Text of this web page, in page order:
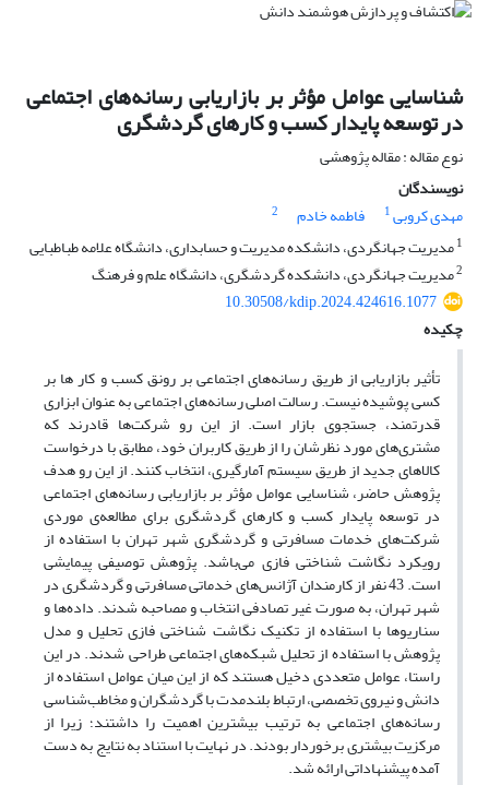
شناسایی عوامل مؤثر بر بازاریابی رسانه‌های اجتماعی
در توسعه پایدار کسب و کارهای گردشگری
نوع مقاله : مقاله پژوهشی
نویسندگان
مهدی کروبی1 فاطمه خادم
2
1مدیریت جهانگردی، دانشکده مدیریت و حسابداری، دانشگاه علامه طباطبایی
2مدیریت جهانگردی، دانشکده گردشگری، دانشگاه علم و فرهنگ
10.30508/kdip.2024.424616.1077
چکیده
تأثیر بازاریابی از طریق رسانه‌های اجتماعی بر رونق کسب و کار ها بر
کسی پوشیده نیست. رسالت اصلی رسانه‌های اجتماعی به عنوان ابزاری
قدرتمند، جستجوی بازار است. از این رو شرکت‌ها قادرند که
مشتری‌های مورد نظرشان را از طریق کاربران خود، مطابق با درخواست
کالاهای جدید از طریق سیستم آمارگیری، انتخاب کنند. از این رو هدف
پژوهش حاضر، شناسایی عوامل مؤثر بر بازاریابی رسانه‌های اجتماعی
در توسعه پایدار کسب و کارهای گردشگری برای مطالعه‌ی موردی
شرکت‌های خدمات مسافرتی و گردشگری شهر تهران با استفاده از
رویکرد نگاشت شناختی فازی می‌باشد. پژوهش توصیفی پیمایشی
است. 43 نفر از کارمندان آژانس‌های خدماتی مسافرتی و گردشگری در
شهر تهران، به صورت غیر تصادفی انتخاب و مصاحبه شدند. داده‌ها و
سناریوها با استفاده از تکنیک‌ نگاشت شناختی فازی تحلیل و مدل
پژوهش با استفاده از تحلیل شبکه‌های اجتماعی طراحی شدند. در این
راستا، عوامل متعددی دخیل هستند که از این میان عوامل استفاده از
دانش و نیروی تخصصی، ارتباط بلندمدت با گردشگران و مخاطب‌شناسی
رسانه‌های اجتماعی به ترتیب بیشترین اهمیت را داشتند؛ زیرا از
مرکزیت بیشتری برخوردار بودند. در نهایت با استناد به نتایج به دست
آمده پیشنهاداتی ارائه شد.